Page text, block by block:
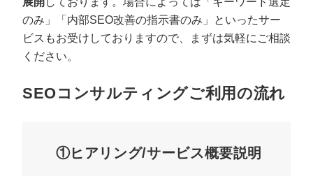
のみ」「内部SEO改善の指示書のみ」といったサー
ビスもお受けしておりますので、まずは気軽にご相談
ください。
SEOコンサルティングご利用の流れ
①ヒアリング/サービス概要説明